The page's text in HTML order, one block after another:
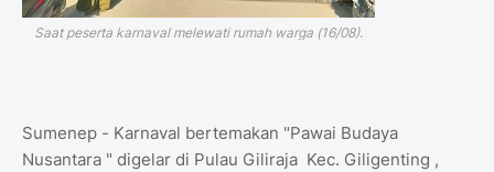
Saat peserta karnaval melewati rumah warga (16/08).
Sumenep - Karnaval bertemakan "Pawai Budaya
Nusantara " digelar di Pulau Giliraja Kec. Giligenting ,